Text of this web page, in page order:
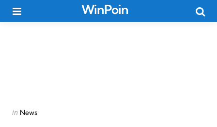
WinPoin
Categories
Posted
in News